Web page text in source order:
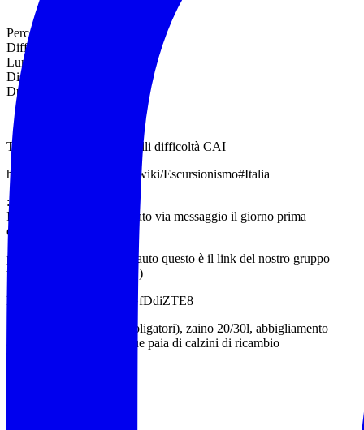
Percorso: a/r
Difficoltà: E/E
Lunghezza: 9 km circa
Dislivello: 300 m circa
Durata: 6:00 ore circa
Tabella esplicativa dei livelli difficoltà CAI
https://it.m.wikipedia.org/wiki/Escursionismo#Italia
:45
Il punto esatto verrà indicato via messaggio il giorno prima
dell’escursione
per condividere passaggi auto questo è il link del nostro gruppo
telegram (passi e passaggi)
https://t.me/+8hUnWEuGfDdiZTE8
Scarponi da trekking (obbligatori), zaino 20/30l, abbigliamento
adeguato alla stagione, due paia di calzini di ricambio